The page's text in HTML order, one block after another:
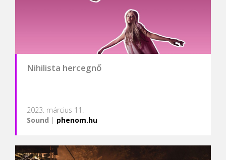
Nihilista hercegnő
2023. március 11.
Sound | phenom.hu